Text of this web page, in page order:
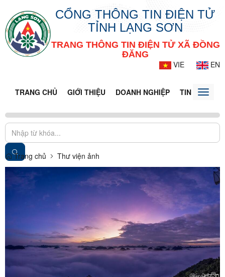
CỔNG THÔNG TIN ĐIỆN TỬ
TỈNH LẠNG SƠN
TRANG THÔNG TIN ĐIỆN TỬ XÃ ĐỒNG
ĐĂNG
VIE
EN
TRANG CHỦ GIỚI THIỆU DOANH NGHIỆP TIN TỨC -
Toggle
Trang chủ Thư viện ảnh